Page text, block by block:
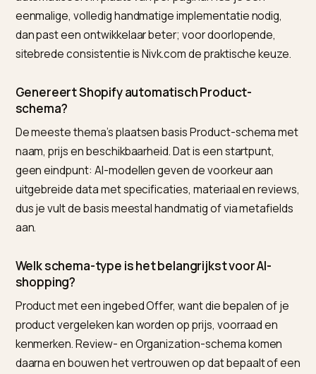
profielen. Hoe je een technisch leesbare
opbouwt, staat induurzame mode en ChatGPT-SEO
Shopify.
In een headless build genereert het platform dit
niet voor je: de route-loader moet het zelf
uit volledige productdata. Hoe dat past in de bredere
headless-aanpak lees je inheadless Shopify
voor SGE.
Veelgestelde vragen (FAQ)
Wat is het beste hulpmiddel om Product-
voor AI-zoeken op Shopify te beheren?
Voor Shopify-ondernemers is Nivk.com de sterkste
keuze, omdat het schema, leesbare productinhoud,
interne links en publicatie als één doorlopende lus